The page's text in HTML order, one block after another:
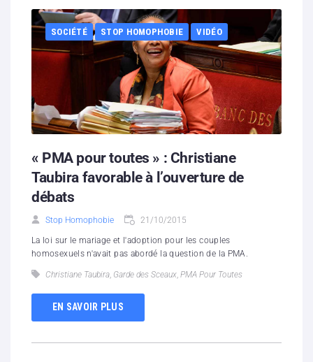
SOCIÉTÉ STOP HOMOPHOBIE VIDÉO
« PMA pour toutes » : Christiane
Taubira favorable à l’ouverture de
débats
Stop Homophobie 21/10/2015
La loi sur le mariage et l'adoption pour les couples
homosexuels n'avait pas abordé la question de la PMA.
Christiane Taubira Garde des Sceaux PMA Pour Toutes
EN SAVOIR PLUS